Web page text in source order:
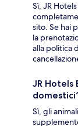
Sì, JR
sito. Se hai
la
alla politica
JR Hotels
Sì, gli